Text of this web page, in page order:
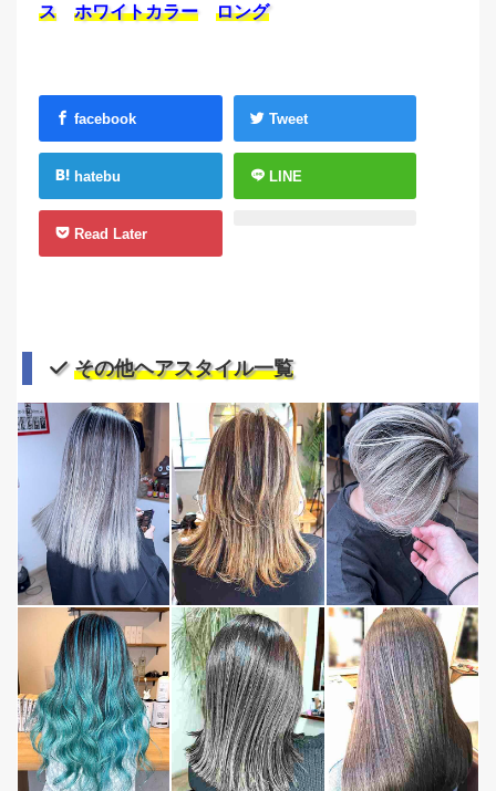
ス
ホワイトカラー ロング
facebook Tweet
hatebu LINE
Read Later
その他ヘアスタイル一覧